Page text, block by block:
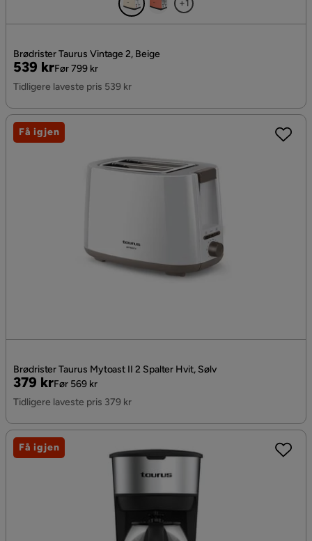
+1
Brødrister Taurus Vintage 2, Beige
Pris
539 kr
Original
Pris
Før 799 kr
Tidligere laveste pris 539 kr
Brødrister Taurus Mytoast II 2 Spalter Hvit, Sølv
Pris
379 kr
Original
Pris
Før 569 kr
Tidligere laveste pris 379 kr
Få igjen
Få igjen